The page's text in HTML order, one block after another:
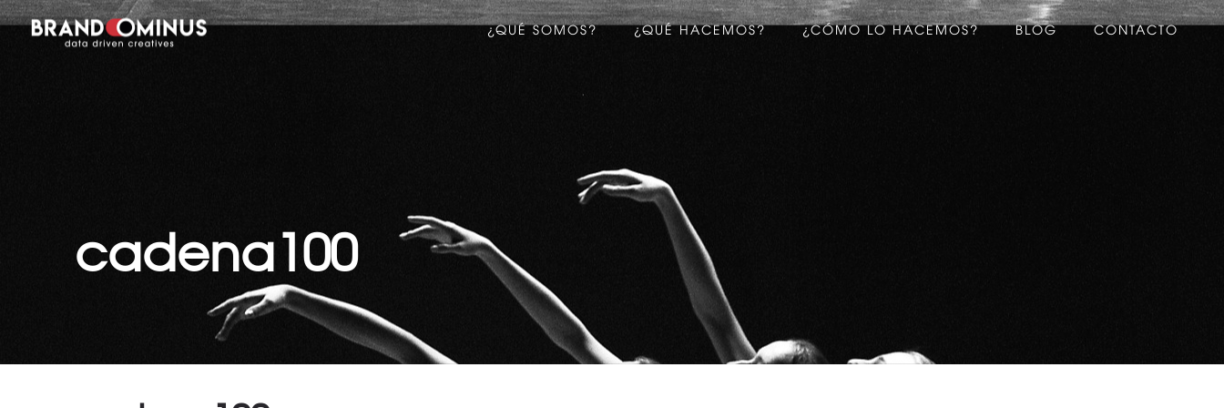
¿QUÉ SOMOS? ¿QUÉ HACEMOS? ¿CÓMO LO HACEMOS? BLOG CONTACTO
cadena100